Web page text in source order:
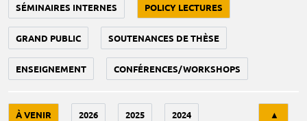
SÉMINAIRES INTERNES POLICY LECTURES
GRAND PUBLIC SOUTENANCES DE THÈSE
ENSEIGNEMENT CONFÉRENCES/WORKSHOPS
À VENIR 2026 2025 2024 ▲